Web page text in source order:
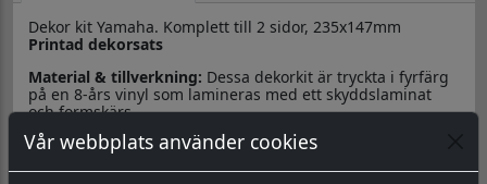
Vår webbplats använder cookies
Dekor kit Yamaha. Komplett till 2 sidor, 235x147mm
Printad dekorsats
Material & tillverkning: Dessa dekorkit är tryckta i fyrfärg
på en 8-års vinyl som lamineras med ett skyddslaminat
och formskärs.
Leverans:Det ingår två dekaler, en till höger resp. vänster